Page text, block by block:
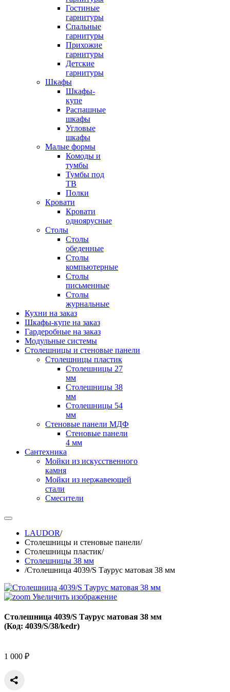
Гостиные
гарнитуры
Спальные
гарнитуры
Прихожие
гарнитуры
Детские
гарнитуры
Шкафы
Шкафы-
купе
Распашные
шкафы
Угловые
шкафы
Малые формы
Комоды и
тумбы
Тумбы под
ТВ
Полки
Кровати
Кровати
одноярусные
Столы
Столы
обеденные
Столы
компьютерные
Столы
письменные
Столы
журнальные
Кухни на заказ
Шкафы-купе на заказ
Гардеробные на заказ
Модульные системы
Столешницы и стеновые панели
Столешницы пластик
Столешницы 27
мм
Столешницы 38
мм
Столешницы 54
мм
Стеновые панели МДФ
Стеновые панели
4 мм
Сантехника
Мойки из искусственного
камня
Мойки из нержавеющей
стали
Смесители
LAUDOR/
Столешницы и стеновые панели/
Столешницы пластик/
Столешницы 38 мм
/Столешница 4039/S Таурус матовая 38 мм
Увеличить изображение
Столешница 4039/S Таурус матовая 38 мм
(Код: 4039/S/38/kedr)
1 000 ₽